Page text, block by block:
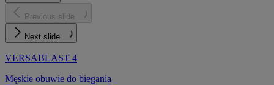
Previous slide
Next slide
VERSABLAST 4
Męskie obuwie do biegania